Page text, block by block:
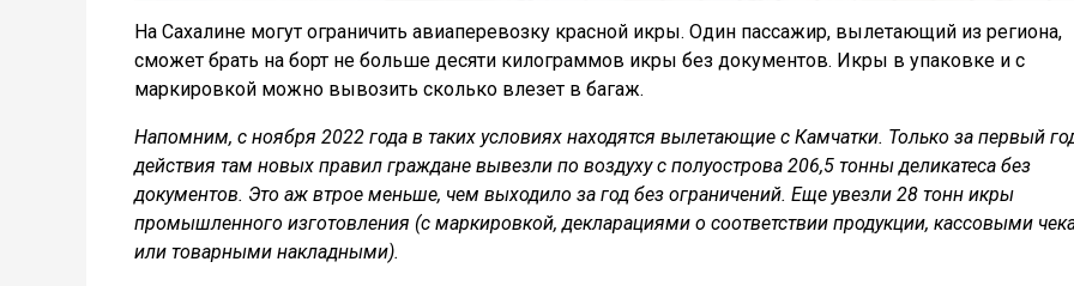
На Сахалине могут ограничить авиаперевозку красной икры. Один пассажир, вылетающий из региона,
сможет брать на борт не больше десяти килограммов икры без документов. Икры в упаковке и с
маркировкой можно вывозить сколько влезет в багаж.
Напомним, с ноября 2022 года в таких условиях находятся вылетающие с Камчатки. Только за первый
действия там новых правил граждане вывезли по воздуху с полуострова 206,5 тонны деликатеса без
документов. Это аж втрое меньше, чем выходило за год без ограничений. Еще увезли 28 тонн икры
промышленного изготовления (с маркировкой, декларациями о соответствии продукции, кассовыми
или товарными накладными).